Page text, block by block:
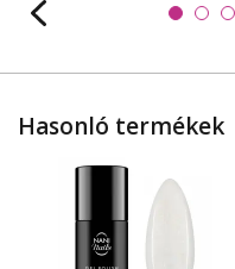
Hasonló termékek